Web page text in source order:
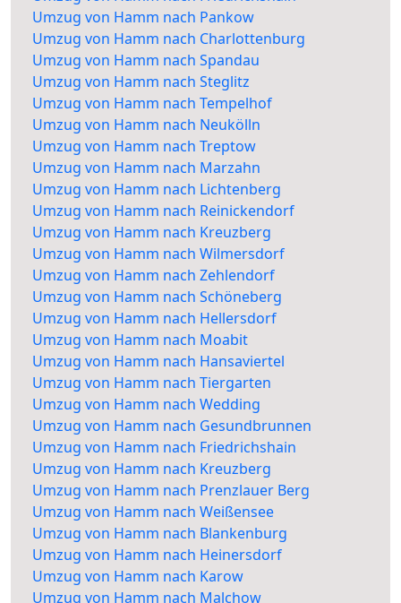
Umzug von Hamm nach Pankow
Umzug von Hamm nach Charlottenburg
Umzug von Hamm nach Spandau
Umzug von Hamm nach Steglitz
Umzug von Hamm nach Tempelhof
Umzug von Hamm nach Neukölln
Umzug von Hamm nach Treptow
Umzug von Hamm nach Marzahn
Umzug von Hamm nach Lichtenberg
Umzug von Hamm nach Reinickendorf
Umzug von Hamm nach Kreuzberg
Umzug von Hamm nach Wilmersdorf
Umzug von Hamm nach Zehlendorf
Umzug von Hamm nach Schöneberg
Umzug von Hamm nach Hellersdorf
Umzug von Hamm nach Moabit
Umzug von Hamm nach Hansaviertel
Umzug von Hamm nach Tiergarten
Umzug von Hamm nach Wedding
Umzug von Hamm nach Gesundbrunnen
Umzug von Hamm nach Friedrichshain
Umzug von Hamm nach Kreuzberg
Umzug von Hamm nach Prenzlauer Berg
Umzug von Hamm nach Weißensee
Umzug von Hamm nach Blankenburg
Umzug von Hamm nach Heinersdorf
Umzug von Hamm nach Karow
Umzug von Hamm nach Malchow